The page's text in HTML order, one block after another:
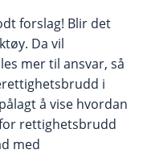
forslag! Blir det
Da vil
mer til ansvar, så
i
å vise hvordan
rettighetsbrudd
med